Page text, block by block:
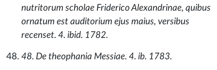
nutritorum scholae Friderico Alexandrinae, quibus
ornatum est auditorium ejus maius, versibus
recenset. 4. ibid. 1782.
48. De theophania Messiae. 4. ib. 1783.